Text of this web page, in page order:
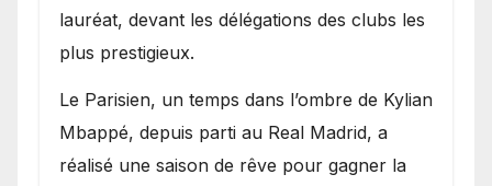
lauréat, devant les délégations des clubs les
plus prestigieux.
Le Parisien, un temps dans l’ombre de Kylian
Mbappé, depuis parti au Real Madrid, a
réalisé une saison de rêve pour gagner la